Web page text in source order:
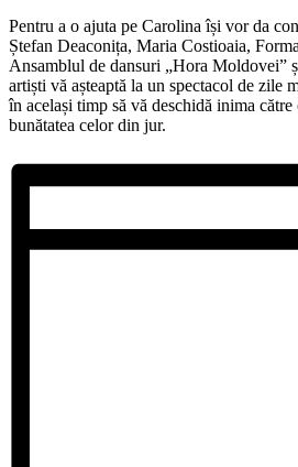
Pentru a o ajuta pe Carolina își vor da
Ștefan Deaconița, Maria Costioaia,
Ansamblul de dansuri „Hora Moldovei”
artiști vă așteaptă la un spectacol de zile
în același timp să vă deschidă inima
bunătatea celor din jur.